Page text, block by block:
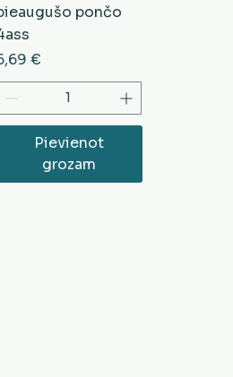
pončo
€
Pievienot
grozam